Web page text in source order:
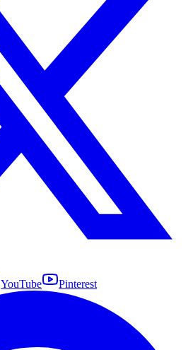
YouTube Pinterest